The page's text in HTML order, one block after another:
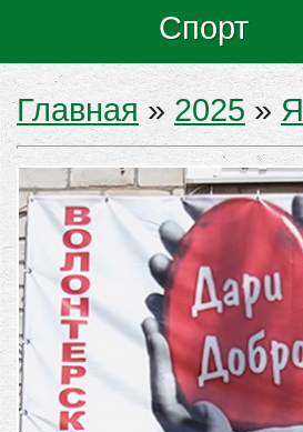
Спорт
Главная » 2025 »